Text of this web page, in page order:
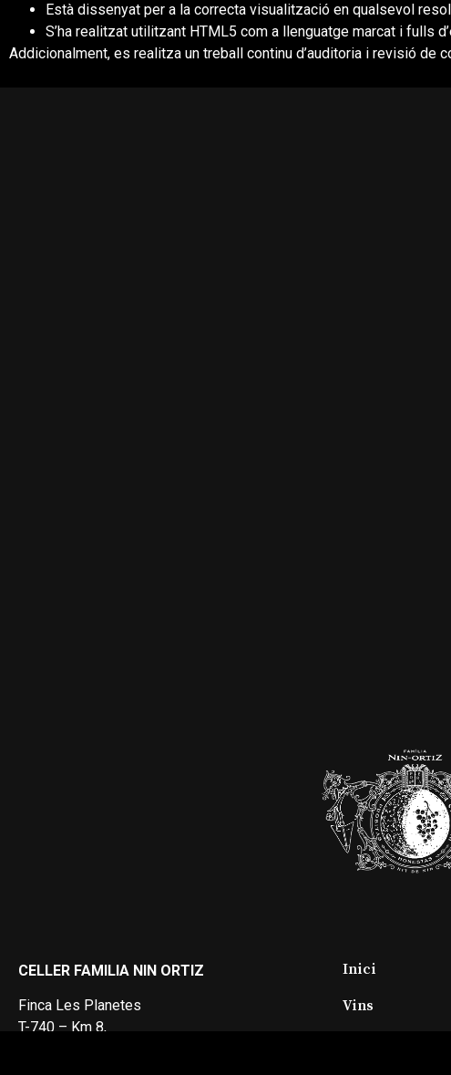
Està dissenyat per a la correcta visualització en qualsevol
S’ha realitzat utilitzant HTML5 com a llenguatge marcat i fulls
Addicionalment, es realitza un treball continu d’auditoria i revisió
CELLER FAMILIA NIN ORTIZ
Finca Les Planetes
T-740 – Km 8,
Inici
Vins